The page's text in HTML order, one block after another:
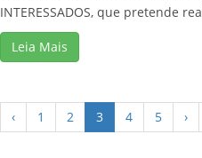
INTERESSADOS, que pretende
Leia Mais
‹ 1 2 3 4 5 ›